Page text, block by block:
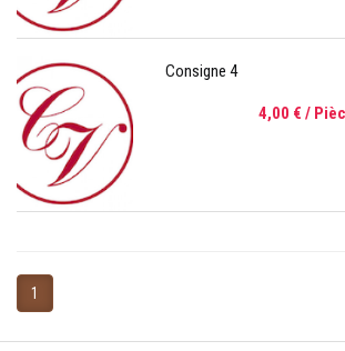
Consigne 4
4,00 € /
1